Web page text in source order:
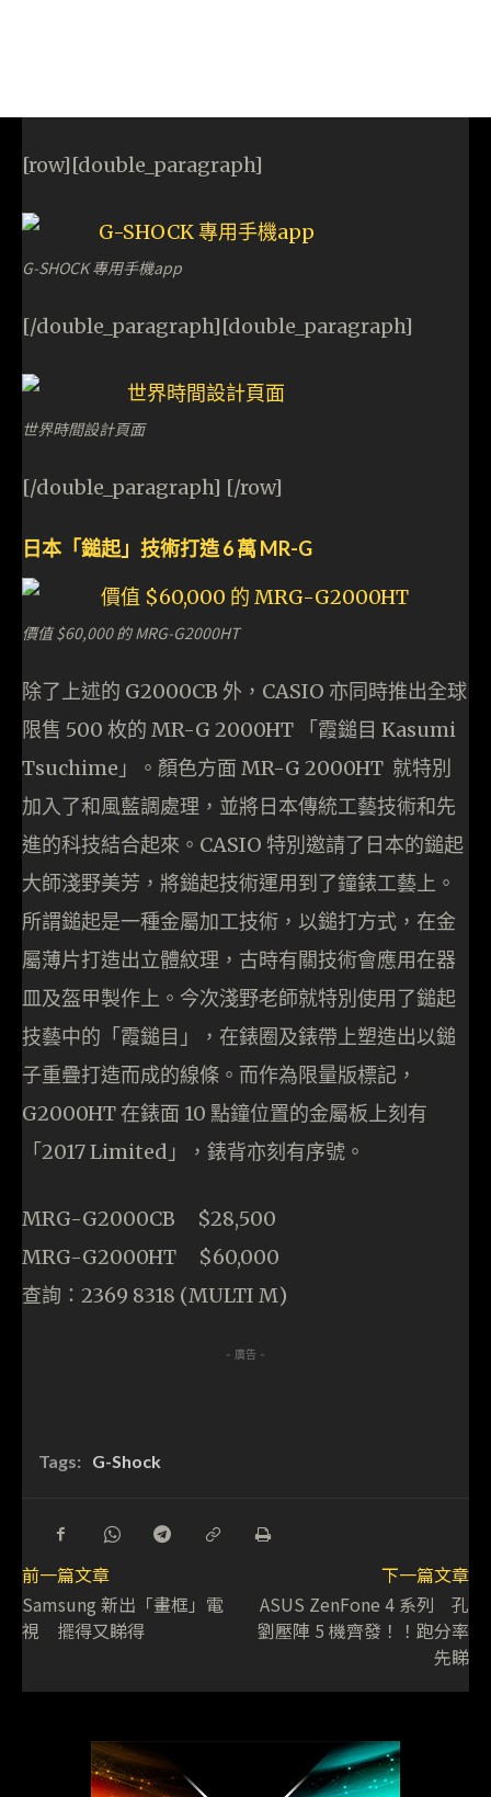
[row][double_paragraph]
G-SHOCK 專用手機app
[/double_paragraph][double_paragraph]
世界時間設計頁面
[/double_paragraph] [/row]
日本「鎚起」技術打造 6 萬 MR-G
價值 $60,000 的 MRG-G2000HT
除了上述的 G2000CB 外，CASIO 亦同時推出全球
限售 500 枚的 MR-G 2000HT 「霞鎚目 Kasumi
Tsuchime」。顏色方面 MR-G 2000HT 就特別
加入了和風藍調處理，並將日本傳統工藝技術和先
進的科技結合起來。CASIO 特別邀請了日本的鎚起
大師淺野美芳，將鎚起技術運用到了鐘錶工藝上。
所謂鎚起是一種金屬加工技術，以鎚打方式，在金
屬薄片打造出立體紋理，古時有關技術會應用在器
皿及盔甲製作上。今次淺野老師就特別使用了鎚起
技藝中的「霞鎚目」，在錶圈及錶帶上塑造出以鎚
子重疊打造而成的線條。而作為限量版標記，
G2000HT 在錶面 10 點鐘位置的金屬板上刻有
「2017 Limited」，錶背亦刻有序號。
MRG-G2000CB $28,500
MRG-G2000HT $60,000
查詢：2369 8318 (MULTI M)
- 廣告 -
Tags: G-Shock
前一篇文章
Samsung 新出「畫框」電
視 擺得又睇得
下一篇文章
ASUS ZenFone 4 系列 孔
劉壓陣 5 機齊發！！跑分率
先睇